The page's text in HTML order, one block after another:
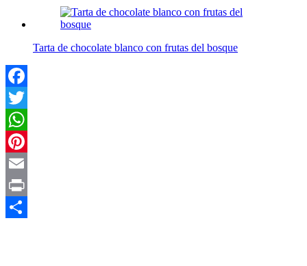
Tarta de chocolate blanco con frutas del bosque
Facebook
Twitter
WhatsApp
Pinterest
Email
Print